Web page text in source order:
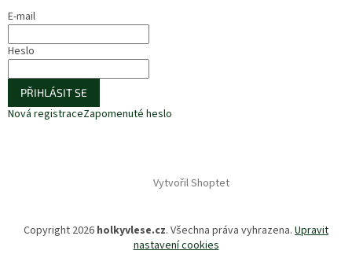
E-mail
Heslo
PŘIHLÁSIT SE
Nová registraceZapomenuté heslo
Vytvořil Shoptet
Copyright 2026 holkyvlese.cz. Všechna práva vyhrazena. Upravit
nastavení cookies